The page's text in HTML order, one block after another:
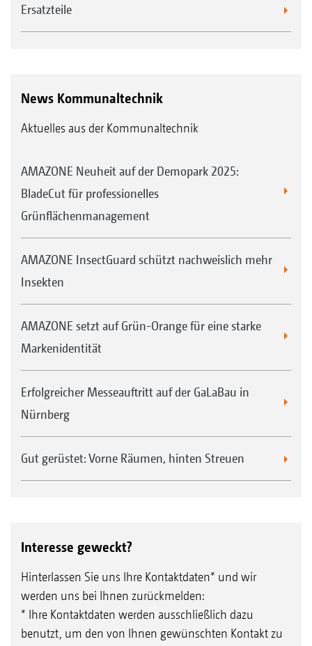
Ersatzteile
News Kommunaltechnik
Aktuelles aus der Kommunaltechnik
AMAZONE Neuheit auf der Demopark 2025:
BladeCut für professionelles
Grünflächenmanagement
AMAZONE InsectGuard schützt nachweislich mehr
Insekten
AMAZONE setzt auf Grün-Orange für eine starke
Markenidentität
Erfolgreicher Messeauftritt auf der GaLaBau in
Nürnberg
Gut gerüstet: Vorne Räumen, hinten Streuen
Interesse geweckt?
Hinterlassen Sie uns Ihre Kontaktdaten* und wir
werden uns bei Ihnen zurückmelden:
* Ihre Kontaktdaten werden ausschließlich dazu
benutzt, um den von Ihnen gewünschten Kontakt zu